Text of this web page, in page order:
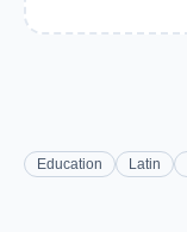
Education Latin